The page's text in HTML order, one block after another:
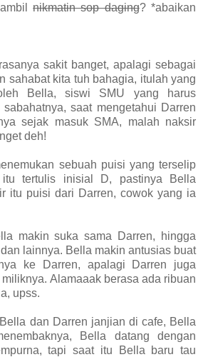
nikmatin sop daging? *abaikan
sakit banget, apalagi sebagai
sahabat kita tuh bahagia, itulah yang
Bella, siswi SMU yang harus
saat mengetahui Darren
sejak masuk SMA, malah naksir
deh!
sebuah puisi yang terselip
tertulis inisial D, pastinya Bella
itu puisi dari Darren, cowok yang ia
makin suka sama Darren, hingga
lainnya. Bella makin antusias buat
ke Darren, apalagi Darren juga
Alamaaak berasa ada ribuan
upss.
dan Darren janjian di cafe, Bella
Bella datang dengan
tapi saat itu Bella baru tau